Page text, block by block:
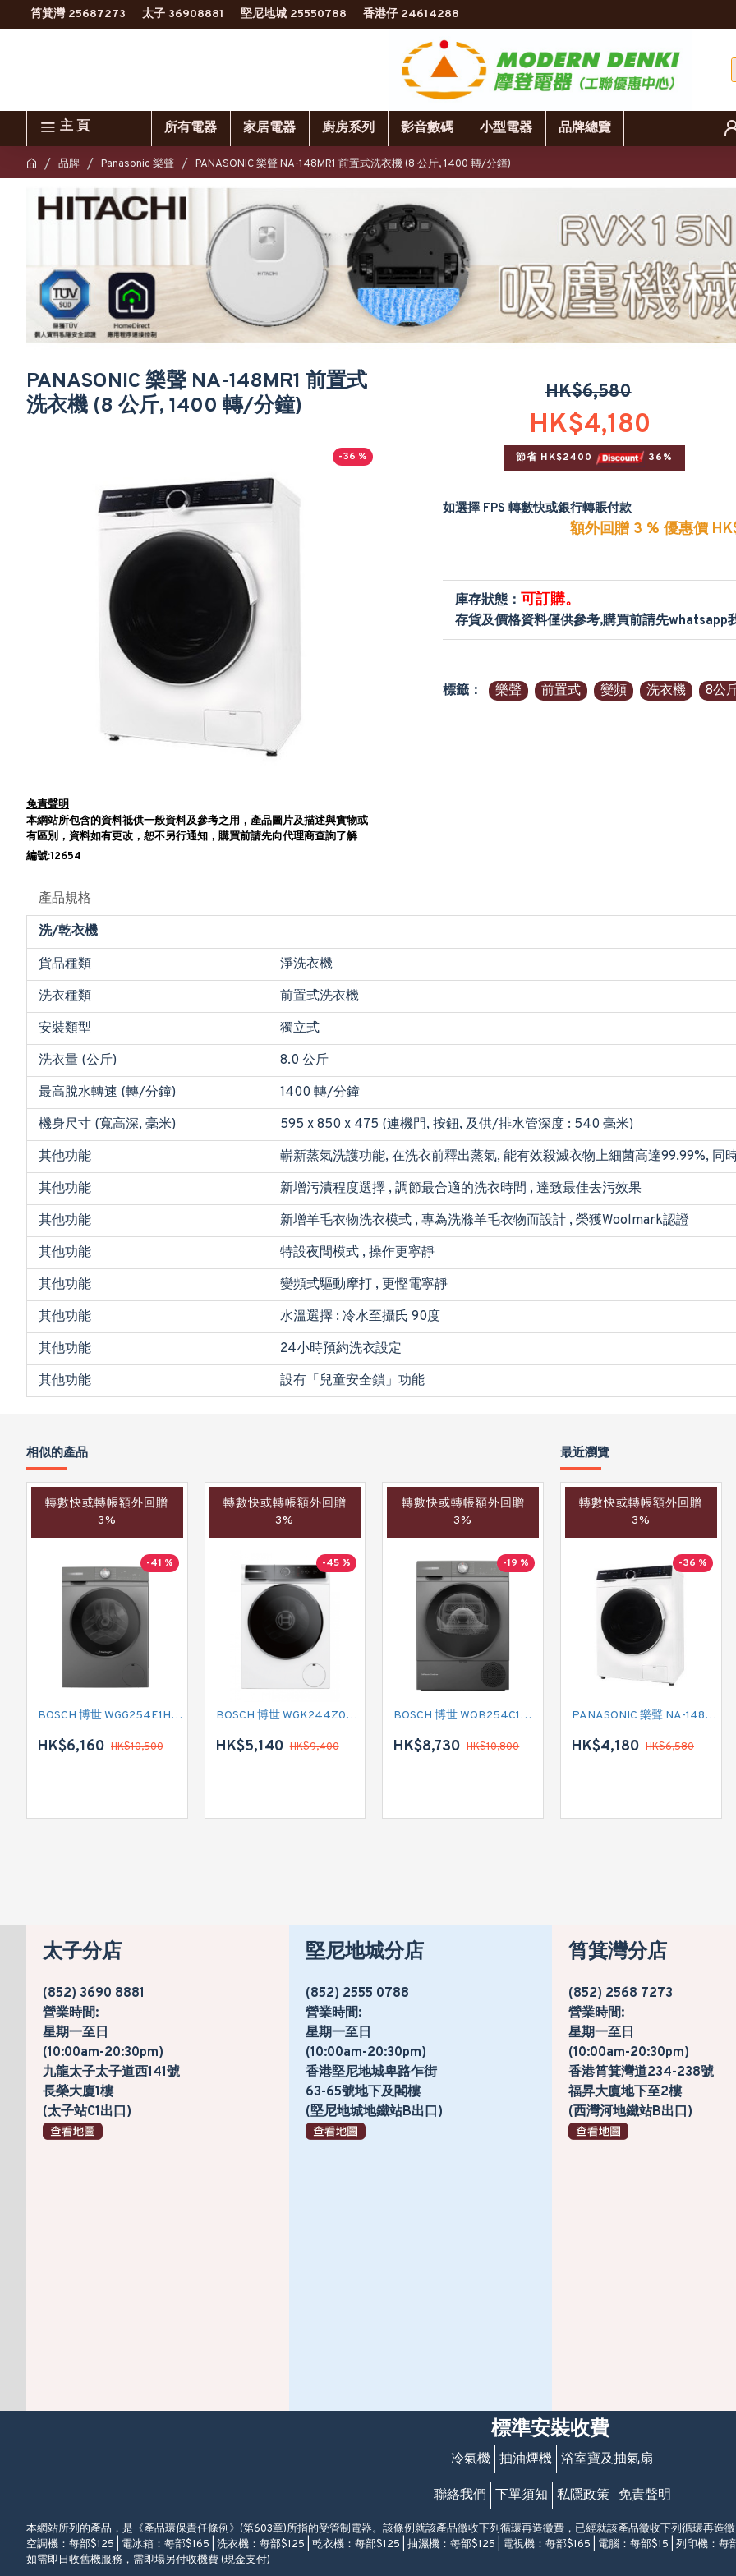
筲箕灣 25687273 太子 36908881 堅尼地城 25550788 香港仔 24614288
主 頁 所有電器 家居電器 廚房系列 影音數碼 小型電器 品牌總覽
品牌 Panasonic 樂聲 PANASONIC 樂聲 NA-148MR1 前置式洗衣機 (8 公斤, 1400 轉/分鐘)
PANASONIC 樂聲 NA-148MR1 前置式
洗衣機 (8 公斤, 1400 轉/分鐘)
-36 %
免責聲明
本網站所包含的資料祗供一般資料及參考之用，產品圖片及描述與實物或
有區別，資料如有更改，恕不另行通知，購買前請先向代理商查詢了解
編號:12654
HK$4,180
HK$6,580
節省 HK$2400 36%
如選擇 FPS 轉數快或銀行轉賬付款
額外回贈 3 % 優惠價
庫存狀態： 可訂購。
存貨及價格資料僅供參考,購買前請先whatsapp
標籤： 樂聲 前置式 變頻 洗衣機 8公
產品規格
洗/乾衣機
貨品種類
淨洗衣機
洗衣種類
前置式洗衣機
安裝類型
獨立式
洗衣量 (公斤)
8.0 公斤
最高脫水轉速 (轉/分鐘)
1400 轉/分鐘
機身尺寸 (寬高深, 毫米)
595 x 850 x 475 (連機門, 按鈕, 及供/排水管深度 : 540 毫米)
其他功能
嶄新蒸氣洗護功能, 在洗衣前釋出蒸氣, 能有效殺滅衣物上細菌高達99.99%, 同
其他功能
新增污漬程度選擇 , 調節最合適的洗衣時間 , 達致最佳去污效果
其他功能
新增羊毛衣物洗衣模式 , 專為洗滌羊毛衣物而設計 , 榮獲Woolmark認證
其他功能
特設夜間模式 , 操作更寧靜
其他功能
變頻式驅動摩打 , 更慳電寧靜
其他功能
水溫選擇 : 冷水至攝氏 90度
其他功能
24小時預約洗衣設定
其他功能
設有「兒童安全鎖」功能
相似的產品
轉數快或轉帳額外回贈
3%
-41 %
BOSCH 博世 WGG254E1HK 前置式洗衣機 (10 公斤,1400 轉/分鐘)
HK$6,160 HK$10,500
轉數快或轉帳額外回贈
3%
-45 %
BOSCH 博世 WGK244Z0HK 前置式洗衣機 (9 公斤,1400 轉/分鐘)
HK$5,140 HK$9,400
轉數快或轉帳額外回贈
3%
-19 %
BOSCH 博世 WQB254C1HK 熱泵式冷凝乾衣機 (10 公斤)
HK$8,730 HK$10,800
最近瀏覽
轉數快或轉帳額外回贈
3%
-36 %
PANASONIC 樂聲 NA-148MR1 前置式洗衣機 (8 公斤, 1400 轉/分鐘)
HK$4,180 HK$6,580
太子分店
(852) 3690 8881
營業時間:
星期一至日
(10:00am-20:30pm)
九龍太子太子道西141號
長榮大廈1樓
(太子站C1出口)
堅尼地城分店
(852) 2555 0788
營業時間:
星期一至日
(10:00am-20:30pm)
香港堅尼地城卑路乍街
63-65號地下及閣樓
(堅尼地城地鐵站B出口)
筲箕灣分店
(852) 2568 7273
營業時間:
星期一至日
(10:00am-20:30pm)
香港筲箕灣道234-238號
福昇大廈地下至2樓
(西灣河地鐵站B出口)
標準安裝收費
冷氣機 抽油煙機 浴室寶及抽氣扇
聯絡我們 下單須知 私隱政策 免責聲明
本網站所列的產品，是《產品環保責任條例》(第603章)所指的受管制電器。該條例就該產品徵收下列循環再造徵費，已經就該產品徵收下列循環再造
空調機：每部$125 | 電冰箱：每部$165 | 洗衣機：每部$125 | 乾衣機：每部$125 | 抽濕機：每部$125 | 電視機：每部$165 | 電腦：每部$15 | 列印機：
如需即日收舊機服務，需即場另付收機費 (現金支付)